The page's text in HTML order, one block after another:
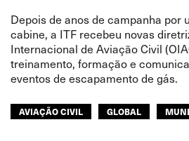
Depois de anos de campanha por
cabine, a ITF recebeu novas
Internacional de Aviação Civil
treinamento, formação e
eventos de escapamento de gás.
AVIAÇÃO CIVIL GLOBAL